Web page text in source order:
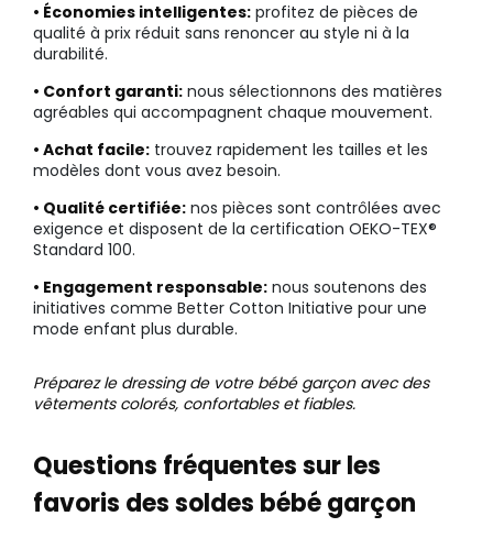
• Économies intelligentes: profitez de pièces de
qualité à prix réduit sans renoncer au style ni à la
durabilité.
• Confort garanti: nous sélectionnons des matières
agréables qui accompagnent chaque mouvement.
• Achat facile: trouvez rapidement les tailles et les
modèles dont vous avez besoin.
• Qualité certifiée: nos pièces sont contrôlées avec
exigence et disposent de la certification OEKO-TEX®
Standard 100.
• Engagement responsable: nous soutenons des
initiatives comme Better Cotton Initiative pour une
mode enfant plus durable.
Préparez le dressing de votre bébé garçon avec des
vêtements colorés, confortables et fiables.
Questions fréquentes sur les
favoris des soldes bébé garçon